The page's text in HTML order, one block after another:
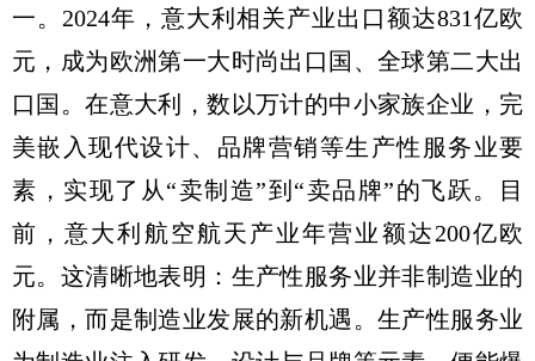
一。2024年，意大利相关产业出口额达831亿欧
元，成为欧洲第一大时尚出口国、全球第二大出
口国。在意大利，数以万计的中小家族企业，完
美嵌入现代设计、品牌营销等生产性服务业要
素，实现了从“卖制造”到“卖品牌”的飞跃。目
前，意大利航空航天产业年营业额达200亿欧
元。这清晰地表明：生产性服务业并非制造业的
附属，而是制造业发展的新机遇。生产性服务业